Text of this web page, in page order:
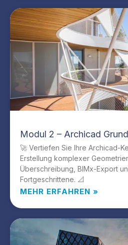
Modul 2 – Archicad
🚀 Vertiefen Sie Ihre Archicad-
Erstellung komplexer
Überschreibung, BIMx-Export
Fortgeschrittene. 📐
MEHR ERFAHREN »